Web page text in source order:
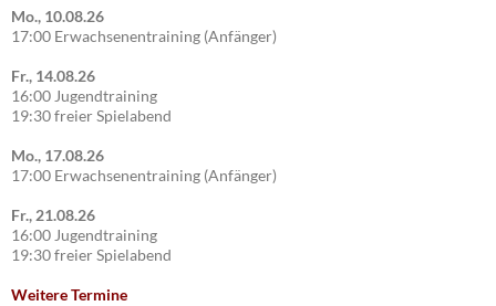
Mo., 10.08.26
17:00 Erwachsenentraining (Anfänger)
Fr., 14.08.26
16:00 Jugendtraining
19:30 freier Spielabend
Mo., 17.08.26
17:00 Erwachsenentraining (Anfänger)
Fr., 21.08.26
16:00 Jugendtraining
19:30 freier Spielabend
Weitere Termine